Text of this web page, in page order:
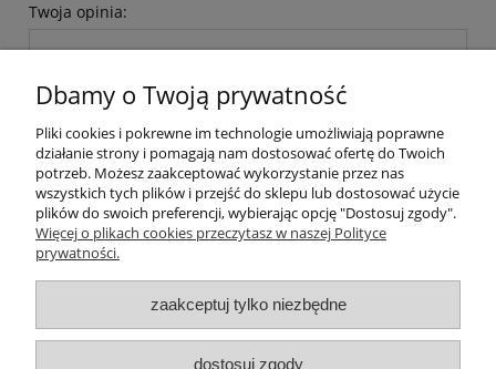
Twoja opinia:
Inteligentny dom ( POCKET HOME )
Promocje i transport gratis
Automatyka NOVATEK
Dbamy o Twoją prywatność
Pliki cookies i pokrewne im technologie umożliwiają poprawne
działanie strony i pomagają nam dostosować ofertę do Twoich
potrzeb. Możesz zaakceptować wykorzystanie przez nas
wszystkich tych plików i przejść do sklepu lub dostosować użycie
plików do swoich preferencji, wybierając opcję "Dostosuj zgody".
Więcej o plikach cookies przeczytasz w naszej Polityce
prywatności.
zaakceptuj tylko niezbędne
dostosuj zgody